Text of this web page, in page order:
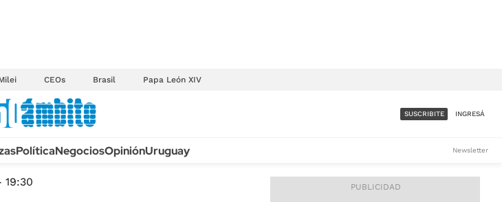
CEOs Brasil Papa León XIV
ACCESO FULL - $1.800/MES
SUSCRIBITE INGRESÁ
PolíticaNegociosOpiniónUruguay Newsletter
19:30